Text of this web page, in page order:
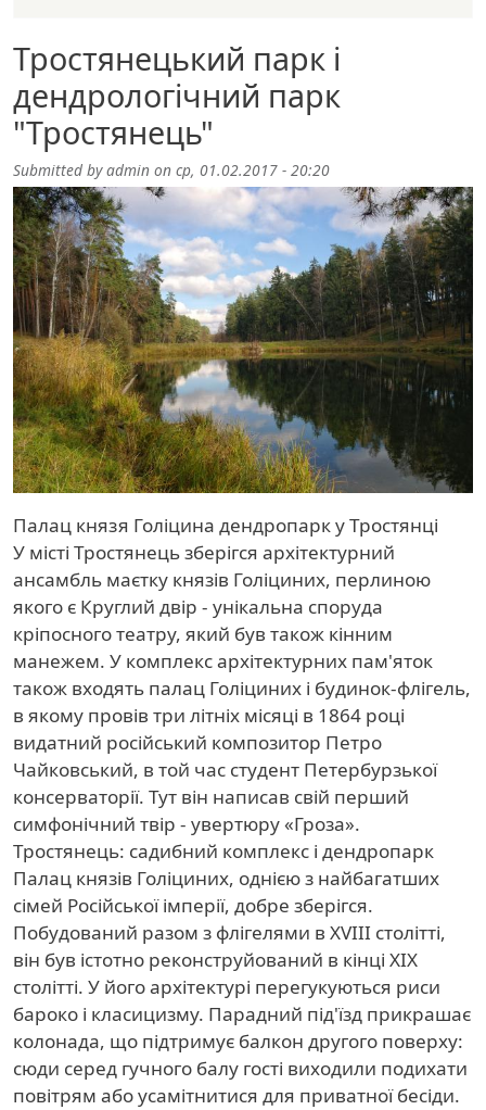
Тростянецький парк і
дендрологічний парк
"Тростянець"
Submitted byadmin on ср, 01.02.2017 - 20:20
Палац князя Голіцина дендропарк у Тростянці
У місті Тростянець зберігся архітектурний
ансамбль маєтку князів Голіциних, перлиною
якого є Круглий двір - унікальна споруда
кріпосного театру, який був також кінним
манежем. У комплекс архітектурних пам'яток
також входять палац Голіциних і будинок-флігель,
в якому провів три літніх місяці в 1864 році
видатний російський композитор Петро
Чайковський, в той час студент Петербурзької
консерваторії. Тут він написав свій перший
симфонічний твір - увертюру «Гроза».
Тростянець: садибний комплекс і дендропарк
Палац князів Голіциних, однією з найбагатших
сімей Російської імперії, добре зберігся.
Побудований разом з флігелями в XVIII столітті,
він був істотно реконструйований в кінці XIX
столітті. У його архітектурі перегукуються риси
бароко і класицизму. Парадний під'їзд прикрашає
колонада, що підтримує балкон другого поверху:
сюди серед гучного балу гості виходили подихати
повітрям або усамітнитися для приватної бесіди.